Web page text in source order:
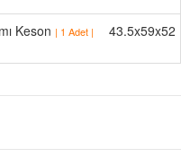
Keson | 1 Adet | 43.5x59x52